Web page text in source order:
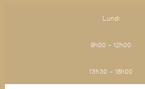
Lundi
9h00 – 12h00
13h30 – 18h00